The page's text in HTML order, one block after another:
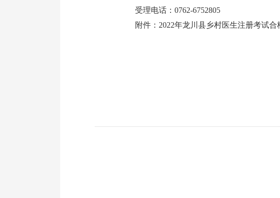
受理电话：0762-6752805
附件： 2022年龙川县乡村医生注册考试合